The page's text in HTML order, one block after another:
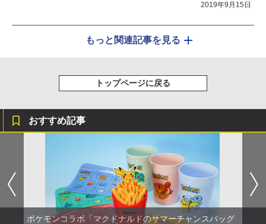
2019年9月15日
もっと関連記事を見る
トップページに戻る
おすすめ記事
ポケモンコラボ「マクドナルドのサマーチャンスバッグ